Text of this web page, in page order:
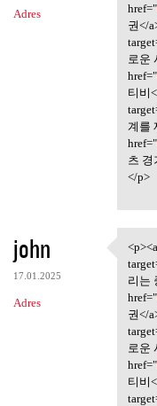
Adres
href="
권</
로운
href="
티비
계를
href="
츠 경
</p>
john
17.01.2025
Adres
리는
href="
권</
로운
href="
티비